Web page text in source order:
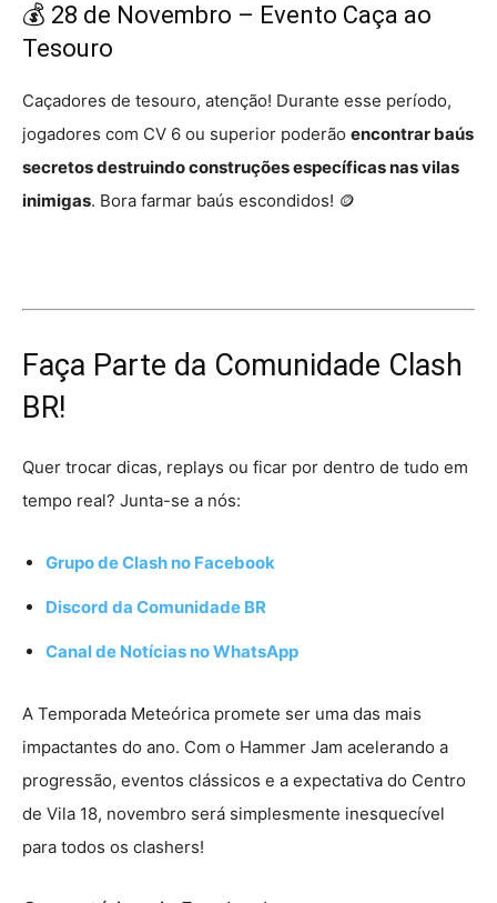
💰 28 de Novembro – Evento Caça ao
Tesouro
Caçadores de tesouro, atenção! Durante esse período,
jogadores com CV 6 ou superior poderão encontrar baús
secretos destruindo construções específicas nas vilas
inimigas. Bora farmar baús escondidos! 🪙
Faça Parte da Comunidade Clash
BR!
Quer trocar dicas, replays ou ficar por dentro de tudo em
tempo real? Junta-se a nós:
Grupo de Clash no Facebook
Discord da Comunidade BR
Canal de Notícias no WhatsApp
A Temporada Meteórica promete ser uma das mais
impactantes do ano. Com o Hammer Jam acelerando a
progressão, eventos clássicos e a expectativa do Centro
de Vila 18, novembro será simplesmente inesquecível
para todos os clashers!